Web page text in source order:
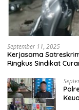
September 11, 2025
Kerjasama
Ringkus Sindikat